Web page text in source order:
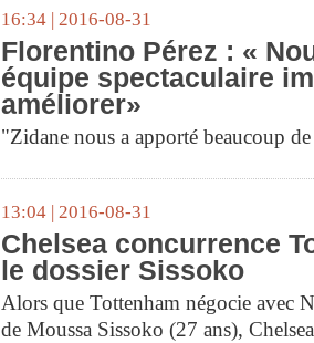
16:34 | 2016-08-31
Florentino Pérez : «
équipe spectaculaire
améliorer»
"Zidane nous a apporté beaucoup
13:04 | 2016-08-31
Chelsea concurrence
le dossier Sissoko
Alors que Tottenham négocie avec
de Moussa Sissoko (27 ans),